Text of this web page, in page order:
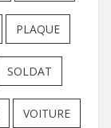
PLAQUE
SOLDAT
VOITURE